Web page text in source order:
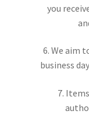
you
6. We aim
business
7.